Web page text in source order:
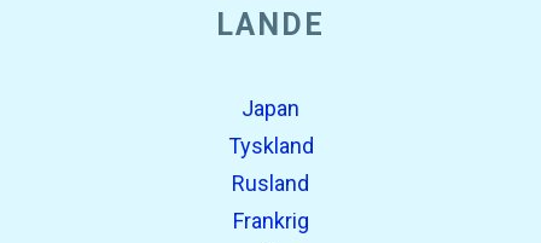
LANDE
Japan
Tyskland
Rusland
Frankrig